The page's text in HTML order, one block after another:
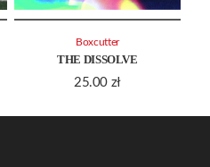
THE DISSOLVE
25.00 zł
Boxcutter